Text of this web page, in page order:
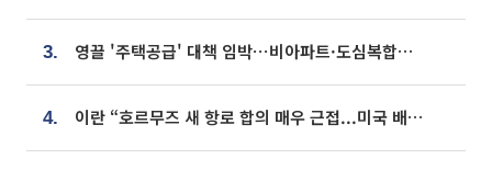
3. 영끌 '주택공급' 대책 임박⋯비아파트·도심복합까지 총동원
4. 이란 “호르무즈 새 항로 합의 매우 근접...미국 배상 먼저”